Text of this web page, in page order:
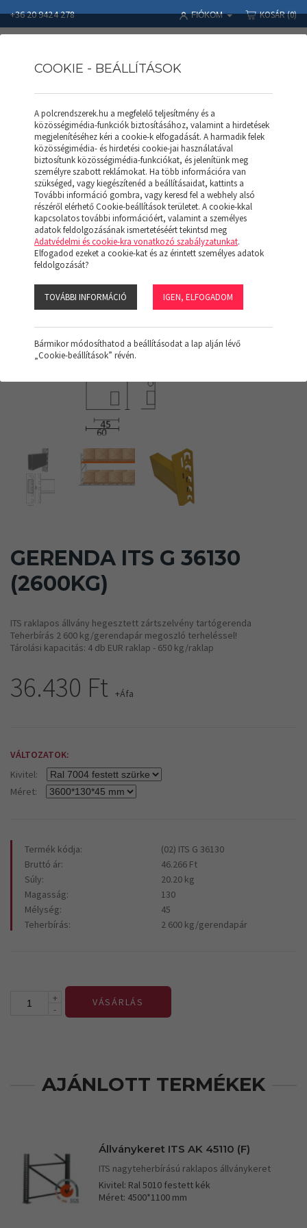
+36 20 9424 278 FIÓKOM KOSÁR(0)
Polcrendszerek Termékek
RAKLAPOS ÁLLVÁNY
Gerenda ITS G 36130 (2600kg)
GERENDA ITS G 36130
(2600KG)
ITS raklapos állvány hegesztett zártszelvény tartógerenda
​Teherbírás 2 600 kg/gerendapár megoszló terheléssel!
Tárolási kapacitás: 4 db EUR raklap - 650 kg/raklap
36.430 Ft +Áfa
VÁLTOZATOK:
Kivitel:
Méret:
Termék kódja:
(02) ITS G 36130
Bruttó ár:
46.266 Ft
Súly:
20.20 kg
Magasság:
130
Mélység:
45
Teherbírás:
2 600 kg/gerendapár
+
-
VÁSÁRLÁS
AJÁNLOTT TERMÉKEK
Állványkeret ITS AK 45110 (F)
ITS nagyteherbírású raklapos állványkeret
Kivitel: Ral 5010 festett kék
Méret: 4500*1100 mm
COOKIE - BEÁLLÍTÁSOK
A polcrendszerek.hu a megfelelő teljesítmény és a
közösségimédia-funkciók biztosításához, valamint a hirdetések
megjelenítéséhez kéri a cookie-k elfogadását. A harmadik felek
közösségimédia- és hirdetési cookie-jai használatával
biztosítunk közösségimédia-funkciókat, és jelenítünk meg
személyre szabott reklámokat. Ha több információra van
szükséged, vagy kiegészítenéd a beállításaidat, kattints a
További információ gombra, vagy keresd fel a webhely alsó
részéről elérhető Cookie-beállítások területet. A cookie-kkal
kapcsolatos további információért, valamint a személyes
adatok feldolgozásának ismertetéséért tekintsd meg
Adatvédelmi és cookie-kra vonatkozó szabályzatunkat.
Elfogadod ezeket a cookie-kat és az érintett személyes adatok
feldolgozását?
TOVÁBBI INFORMÁCIÓ IGEN, ELFOGADOM
Bármikor módosíthatod a beállításodat a lap alján lévő
„Cookie-beállítások” révén.